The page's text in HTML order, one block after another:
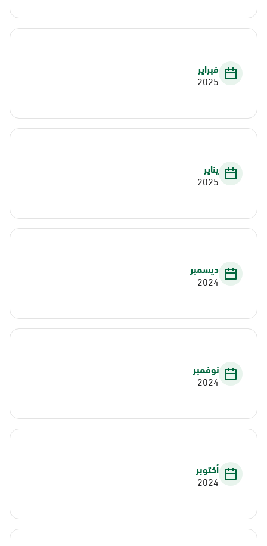
فبراير
2025
يناير
2025
ديسمبر
2024
نوفمبر
2024
أكتوبر
2024